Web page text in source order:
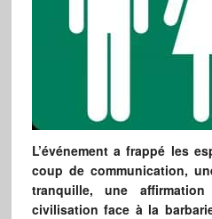
L’événement a frappé les
coup de communication,
tranquille, une
civilisation face à la